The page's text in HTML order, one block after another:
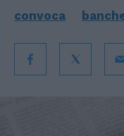
convoca